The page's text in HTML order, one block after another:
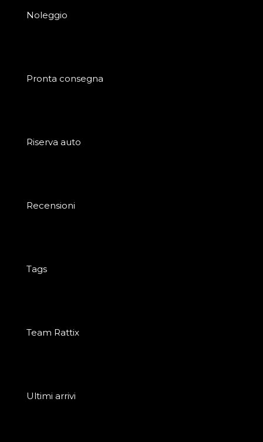
Noleggio
Pronta consegna
Riserva auto
Recensioni
Tags
Team Rattix
Ultimi arrivi